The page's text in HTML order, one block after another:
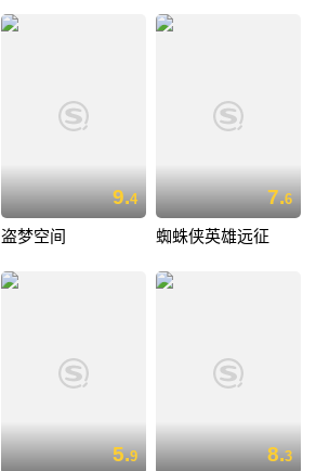
9.4
盗梦空间
7.6
蜘蛛侠英雄远征
5.9 8.3